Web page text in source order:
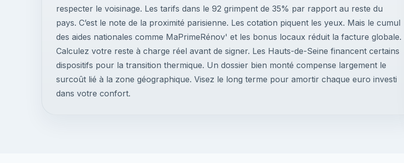
respecter le voisinage. Les tarifs dans le 92 grimpent de 35% par rapport au reste du
pays. C’est le note de la proximité parisienne. Les cotation piquent les yeux. Mais le cumul
des aides nationales comme MaPrimeRénov' et les bonus locaux réduit la facture globale.
Calculez votre reste à charge réel avant de signer. Les Hauts-de-Seine financent certains
dispositifs pour la transition thermique. Un dossier bien monté compense largement le
surcoût lié à la zone géographique. Visez le long terme pour amortir chaque euro investi
dans votre confort.